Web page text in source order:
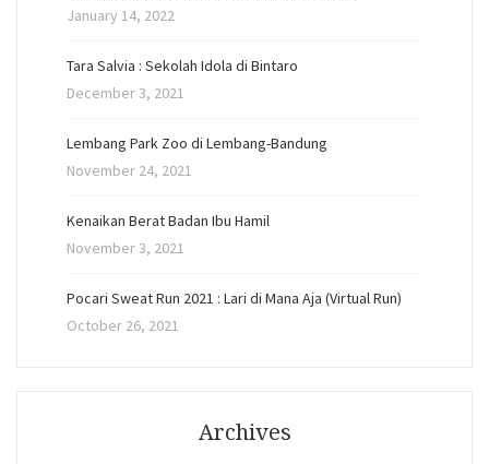
January 14, 2022
Tara Salvia : Sekolah Idola di Bintaro
December 3, 2021
Lembang Park Zoo di Lembang-Bandung
November 24, 2021
Kenaikan Berat Badan Ibu Hamil
November 3, 2021
Pocari Sweat Run 2021 : Lari di Mana Aja (Virtual Run)
October 26, 2021
Archives